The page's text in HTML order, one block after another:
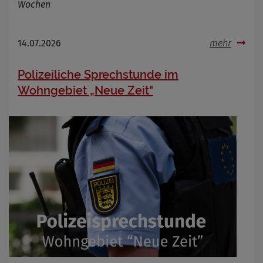
Wochen
14.07.2026 mehr
Polizeiliche Sprechstunde im
Wohngebiet „Neue Zeit"